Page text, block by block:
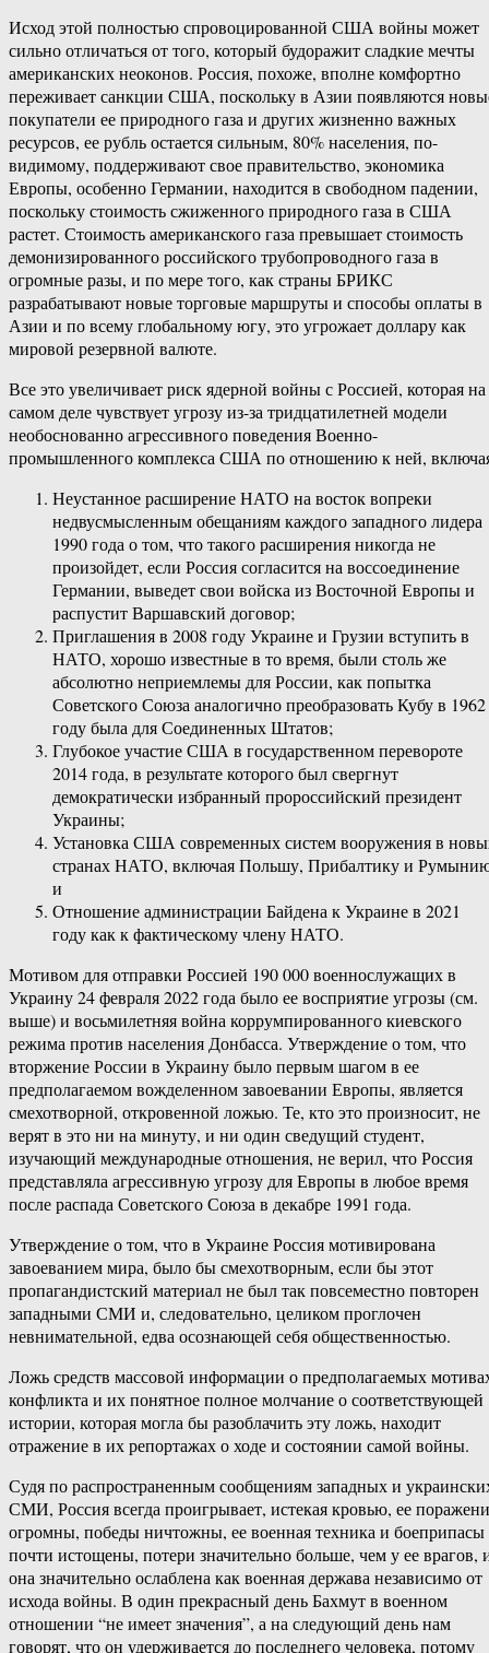
Исход этой полностью спровоцированной США войны может
сильно отличаться от того, который будоражит сладкие мечты
американских неоконов. Россия, похоже, вполне комфортно
переживает санкции США, поскольку в Азии появляются
покупатели ее природного газа и других жизненно важных
ресурсов, ее рубль остается сильным, 80% населения, по-
видимому, поддерживают свое правительство, экономика
Европы, особенно Германии, находится в свободном падении,
поскольку стоимость сжиженного природного газа в США
растет. Стоимость американского газа превышает стоимость
демонизированного российского трубопроводного газа в
огромные разы, и по мере того, как страны БРИКС
разрабатывают новые торговые маршруты и способы оплаты в
Азии и по всему глобальному югу, это угрожает доллару как
мировой резервной валюте.
Все это увеличивает риск ядерной войны с Россией, которая на
самом деле чувствует угрозу из-за тридцатилетней модели
необоснованно агрессивного поведения Военно-
промышленного комплекса США по отношению к ней,
Неустанное расширение НАТО на восток вопреки
недвусмысленным обещаниям каждого западного лидера
1990 года о том, что такого расширения никогда не
произойдет, если Россия согласится на воссоединение
Германии, выведет свои войска из Восточной Европы и
распустит Варшавский договор;
Приглашения в 2008 году Украине и Грузии вступить в
НАТО, хорошо известные в то время, были столь же
абсолютно неприемлемы для России, как попытка
Советского Союза аналогично преобразовать Кубу в 1962
году была для Соединенных Штатов;
Глубокое участие США в государственном перевороте
2014 года, в результате которого был свергнут
демократически избранный пророссийский президент
Украины;
Установка США современных систем вооружения в
странах НАТО, включая Польшу, Прибалтику и
и
Отношение администрации Байдена к Украине в 2021
году как к фактическому члену НАТО.
Мотивом для отправки Россией 190 000 военнослужащих в
Украину 24 февраля 2022 года было ее восприятие угрозы (см.
выше) и восьмилетняя война коррумпированного киевского
режима против населения Донбасса. Утверждение о том, что
вторжение России в Украину было первым шагом в ее
предполагаемом вожделенном завоевании Европы, является
смехотворной, откровенной ложью. Те, кто это произносит, не
верят в это ни на минуту, и ни один сведущий студент,
изучающий международные отношения, не верил, что Россия
представляла агрессивную угрозу для Европы в любое время
после распада Советского Союза в декабре 1991 года.
Утверждение о том, что в Украине Россия мотивирована
завоеванием мира, было бы смехотворным, если бы этот
пропагандистский материал не был так повсеместно повторен
западными СМИ и, следовательно, целиком проглочен
невнимательной, едва осознающей себя общественностью.
Ложь средств массовой информации о предполагаемых
конфликта и их понятное полное молчание о соответствующей
истории, которая могла бы разоблачить эту ложь, находит
отражение в их репортажах о ходе и состоянии самой войны.
Судя по распространенным сообщениям западных и
СМИ, Россия всегда проигрывает, истекая кровью, ее
огромны, победы ничтожны, ее военная техника и боеприпасы
почти истощены, потери значительно больше, чем у ее врагов,
она значительно ослаблена как военная держава независимо от
исхода войны. В один прекрасный день Бахмут в военном
отношении “не имеет значения”, а на следующий день нам
говорят, что он удерживается до последнего человека, потому